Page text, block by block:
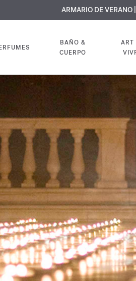
EXCLUSIVO | Descubra la
GRABADO GRATUITO | En todas las
ARMARIO DE
BAÑO &
CUERPO
ART